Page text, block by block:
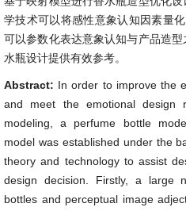
学技术可以将感性意象认知因素量
可以参数化表达意象认知与产品造
水瓶设计提供有效参考。
Abstract: In order to improve the
and meet the emotional design
modeling, a perfume bottle
model was established under the
theory and technology to assist
design decision. Firstly, a large
bottles and perceptual image